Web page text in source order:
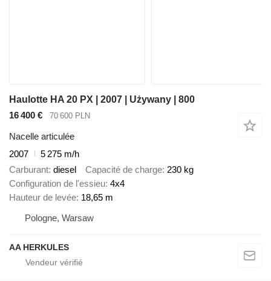
Haulotte HA 20 PX | 2007 | Używany | 800
16 400 €
70 600 PLN
Nacelle articulée
2007
5 275 m/h
Carburant diesel Capacité de charge 230 kg
Configuration de l'essieu 4x4
Hauteur de levée 18,65 m
Pologne, Warsaw
AA HERKULES